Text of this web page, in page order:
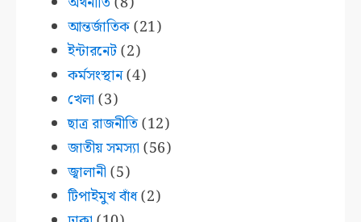
আন্তর্জাতিক(21)
ইন্টারনেট(2)
কর্মসংস্থান(4)
খেলা (3)
ছাত্র রাজনীতি(12)
জাতীয় সমস্যা (56)
জ্বালানী (5)
টিপাইমুখ বাঁধ(2)